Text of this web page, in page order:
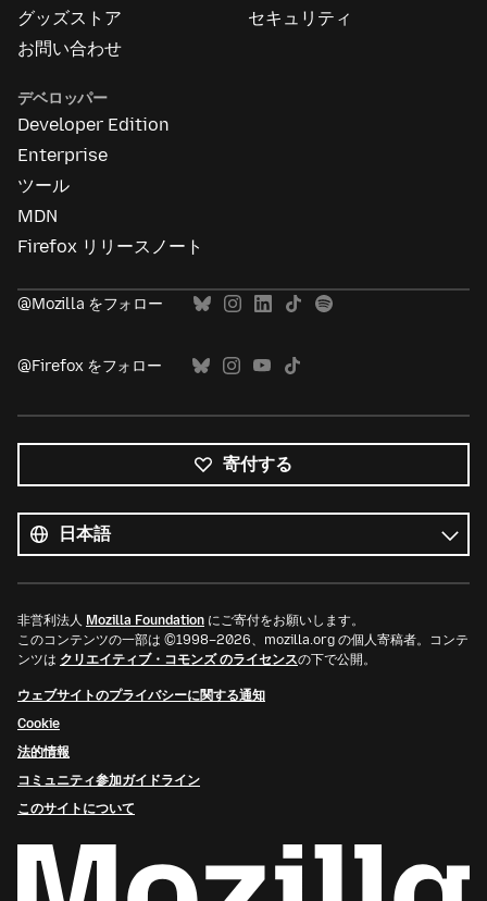
グッズストア
お問い合わせ
セキュリティ
デベロッパー
Developer Edition
Enterprise
ツール
MDN
Firefox リリースノート
@Mozilla をフォロー
@Firefox をフォロー
寄付する
べ
て
の
言
言
語
非営利法人 Mozilla Foundation にご寄付をお願いします。
このコンテンツの一部は ©1998–2026、mozilla.org の個人寄稿者。コンテ
ンツは クリエイティブ・コモンズ のライセンスの下で公開。
ウェブサイトのプライバシーに関する通知
Cookie
法的情報
コミュニティ参加ガイドライン
このサイトについて